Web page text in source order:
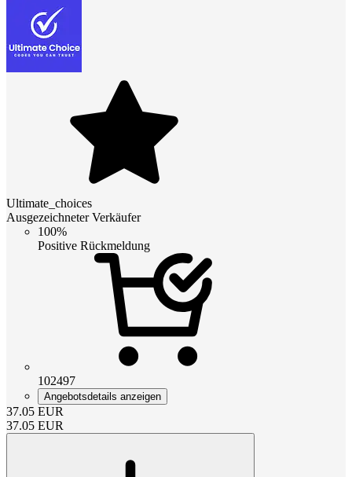
Ultimate_choices
Ausgezeichneter Verkäufer
100%
Positive Rückmeldung
102497
Angebotsdetails anzeigen
37.05 EUR
37.05 EUR